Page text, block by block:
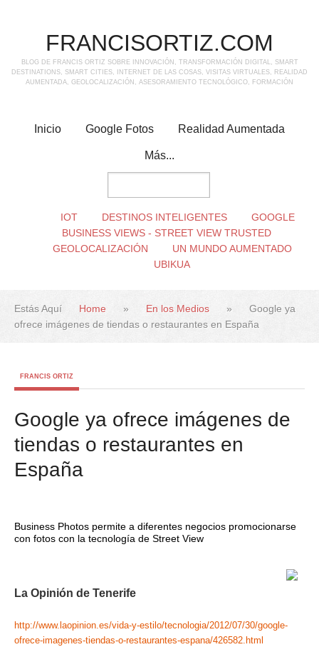
FRANCISORTIZ.COM
BLOG DE FRANCIS ORTIZ SOBRE INNOVACIÓN, TRANSFORMACIÓN DIGITAL, SMART
DESTINATIONS, SMART CITIES, INTERNET DE LAS COSAS, VISITAS VIRTUALES, REALIDAD
AUMENTADA, GEOLOCALIZACIÓN, ASESORAMIENTO TECNOLÓGICO, FORMACIÓN
Inicio Google Fotos Realidad Aumentada
Más...
IOT DESTINOS INTELIGENTES
GOOGLE
BUSINESS VIEWS - STREET VIEW TRUSTED
GEOLOCALIZACIÓN
UN MUNDO AUMENTADO
UBIKUA
Estás Aquí Home » En los Medios »
Google ya
ofrece imágenes de tiendas o restaurantes en España
FRANCIS ORTIZ
Google ya ofrece imágenes de
tiendas o restaurantes en
España
Business Photos permite a diferentes negocios promocionarse
con fotos con la tecnología de Street View
La Opinión de Tenerife
http://www.laopinion.es/vida-y-estilo/tecnologia/2012/07/30/google-
ofrece-imagenes-tiendas-o-restaurantes-espana/426582.html